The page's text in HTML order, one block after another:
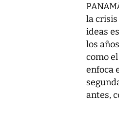
la crisis
ideas
los
como
enfoca
antes,